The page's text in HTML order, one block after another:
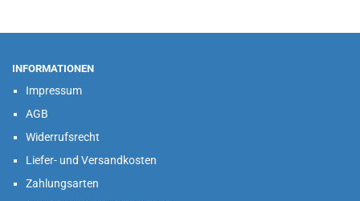
INFORMATIONEN
Impressum
AGB
Widerrufsrecht
Liefer- und Versandkosten
Zahlungsarten